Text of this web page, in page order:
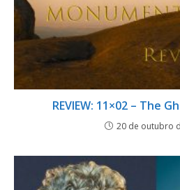
REVIEW: 11×02 – The
20 de outubro